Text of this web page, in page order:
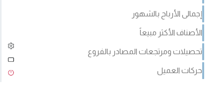
إجمالى الأرباح بالشهور
الأصناف الأكثر مبيعاً
تحصيلات ومرتجعات المصادر بالفروع
حركات العميل